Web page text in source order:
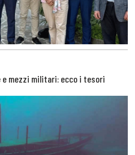
e mezzi militari: ecco i tesori